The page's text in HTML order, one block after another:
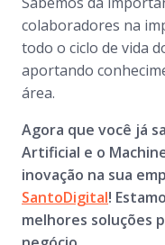
colaboradores na
todo o ciclo de vida
aportando
área.
Agora que você já
Artificial e o
inovação na sua
SantoDigital!
melhores soluções